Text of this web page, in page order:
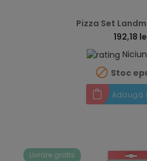
Pizza Set
192,18
 Stoc
Adaugă
Livrare gratis